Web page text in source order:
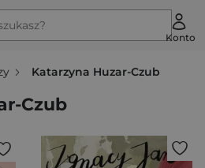
Konto
Katarzyna Huzar-Czub
Czub